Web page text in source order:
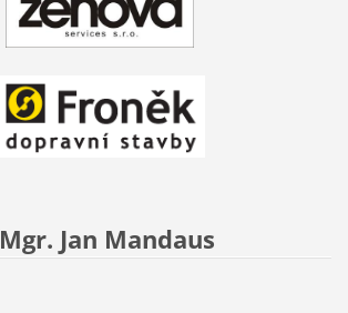
Mgr. Jan Mandaus